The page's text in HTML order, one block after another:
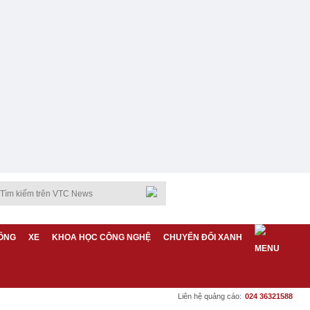
XE KHOA HỌC CÔNG NGHỆ CHUYỂN ĐỔI XANH
Liên hệ quảng cáo: 024 36321588